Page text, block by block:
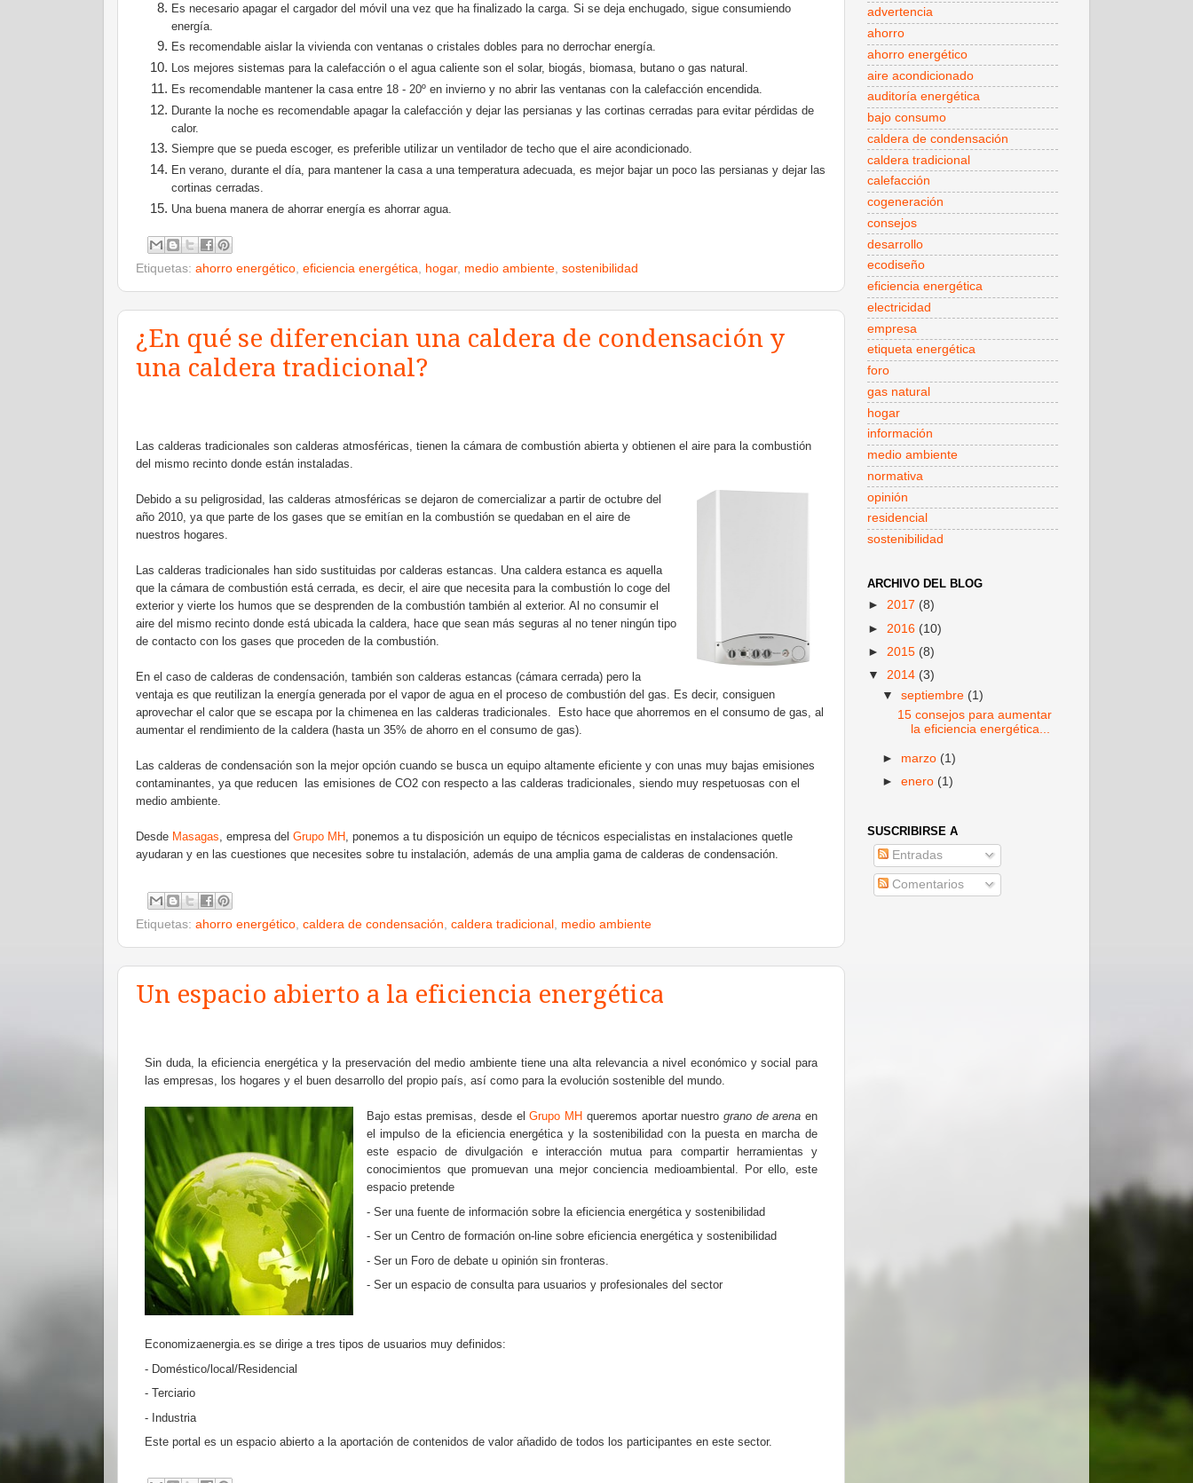
Es necesario apagar el cargador del móvil una vez que ha finalizado la carga. Si se deja enchugado, sigue consumiendo
energía.
Es recomendable aislar la vivienda con ventanas o cristales dobles para no derrochar energía.
Los mejores sistemas para la calefacción o el agua caliente son el solar, biogás, biomasa, butano o gas natural.
Es recomendable mantener la casa entre 18 - 20º en invierno y no abrir las ventanas con la calefacción encendida.
Durante la noche es recomendable apagar la calefacción y dejar las persianas y las cortinas cerradas para evitar pérdidas de
calor.
Siempre que se pueda escoger, es preferible utilizar un ventilador de techo que el aire acondicionado.
En verano, durante el día, para mantener la casa a una temperatura adecuada, es mejor bajar un poco las persianas y dejar las
cortinas cerradas.
Una buena manera de ahorrar energía es ahorrar agua.
Etiquetas: ahorro energético, eficiencia energética, hogar, medio ambiente, sostenibilidad
¿En qué se diferencian una caldera de condensación y
una caldera tradicional?
Las calderas tradicionales son calderas atmosféricas, tienen la cámara de combustión abierta y obtienen el aire para la combustión
del mismo recinto donde están instaladas.
Debido a su peligrosidad, las calderas atmosféricas se dejaron de comercializar a partir de octubre del
año 2010, ya que parte de los gases que se emitían en la combustión se quedaban en el aire de
nuestros hogares.
Las calderas tradicionales han sido sustituidas por calderas estancas. Una caldera estanca es aquella
que la cámara de combustión está cerrada, es decir, el aire que necesita para la combustión lo coge del
exterior y vierte los humos que se desprenden de la combustión también al exterior. Al no consumir el
aire del mismo recinto donde está ubicada la caldera, hace que sean más seguras al no tener ningún tipo
de contacto con los gases que proceden de la combustión.
En el caso de calderas de condensación, también son calderas estancas (cámara cerrada) pero la
ventaja es que reutilizan la energía generada por el vapor de agua en el proceso de combustión del gas. Es decir, consiguen
aprovechar el calor que se escapa por la chimenea en las calderas tradicionales. Esto hace que ahorremos en el consumo de gas, al
aumentar el rendimiento de la caldera (hasta un 35% de ahorro en el consumo de gas).
Las calderas de condensación son la mejor opción cuando se busca un equipo altamente eficiente y con unas muy bajas emisiones
contaminantes, ya que reducen las emisiones de CO2 con respecto a las calderas tradicionales, siendo muy respetuosas con el
medio ambiente.
Desde Masagas , empresa del Grupo MH , ponemos a tu disposición un equipo de técnicos especialistas en instalaciones quetle
ayudaran y en las cuestiones que necesites sobre tu instalación, además de una amplia gama de calderas de condensación.
Etiquetas: ahorro energético, caldera de condensación, caldera tradicional , medio ambiente
Un espacio abierto a la eficiencia energética
Sin duda, la eficiencia energética y la preservación del medio ambiente tiene una alta relevancia a nivel económico y social para
las empresas, los hogares y el buen desarrollo del propio país, así como para la evolución sostenible del mundo.
Bajo estas premisas, desde elGrupo MH queremos aportar nuestro grano de arena en
el impulso de la eficiencia energética y la sostenibilidad con la puesta en marcha de
este espacio de divulgación e interacción mutua para compartir herramientas y
conocimientos que promuevan una mejor conciencia medioambiental. Por ello, este
espacio pretende
- Ser una fuente de información sobre la eficiencia energética y sostenibilidad
- Ser un Centro de formación on-line sobre eficiencia energética y sostenibilidad
- Ser un Foro de debate u opinión sin fronteras.
- Ser un espacio de consulta para usuarios y profesionales del sector
Economizaenergia.es se dirige a tres tipos de usuarios muy definidos:
- Doméstico/local/Residencial
- Terciario
- Industria
Este portal es un espacio abierto a la aportación de contenidos de valor añadido de todos los participantes en este sector.
advertencia
ahorro
ahorro energético
aire acondicionado
auditoría energética
bajo consumo
caldera de condensación
caldera tradicional
calefacción
cogeneración
consejos
desarrollo
ecodiseño
eficiencia energética
electricidad
empresa
etiqueta energética
foro
gas natural
hogar
información
medio ambiente
normativa
opinión
residencial
sostenibilidad
ARCHIVO DEL BLOG
► 2017 (8)
► 2016 (10)
► 2015 (8)
▼ 2014 (3)
▼septiembre (1)
15 consejos para aumentar
la eficiencia energética...
► marzo (1)
►enero (1)
SUSCRIBIRSE A
Entradas
Comentarios